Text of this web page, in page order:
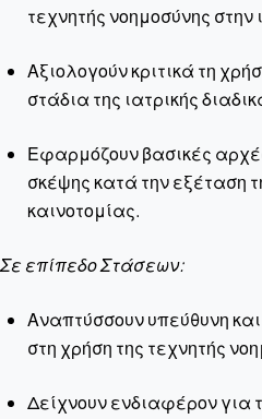
τεχνητής νοημοσύνης στην
Αξιολογούν κριτικά τη
στάδια της ιατρικής
Εφαρμόζουν βασικές
σκέψης κατά την εξέταση
καινοτομίας.
Σε επίπεδο Στάσεων:
Αναπτύσσουν υπεύθυνη
στη χρήση της τεχνητής
Δείχνουν ενδιαφέρον για